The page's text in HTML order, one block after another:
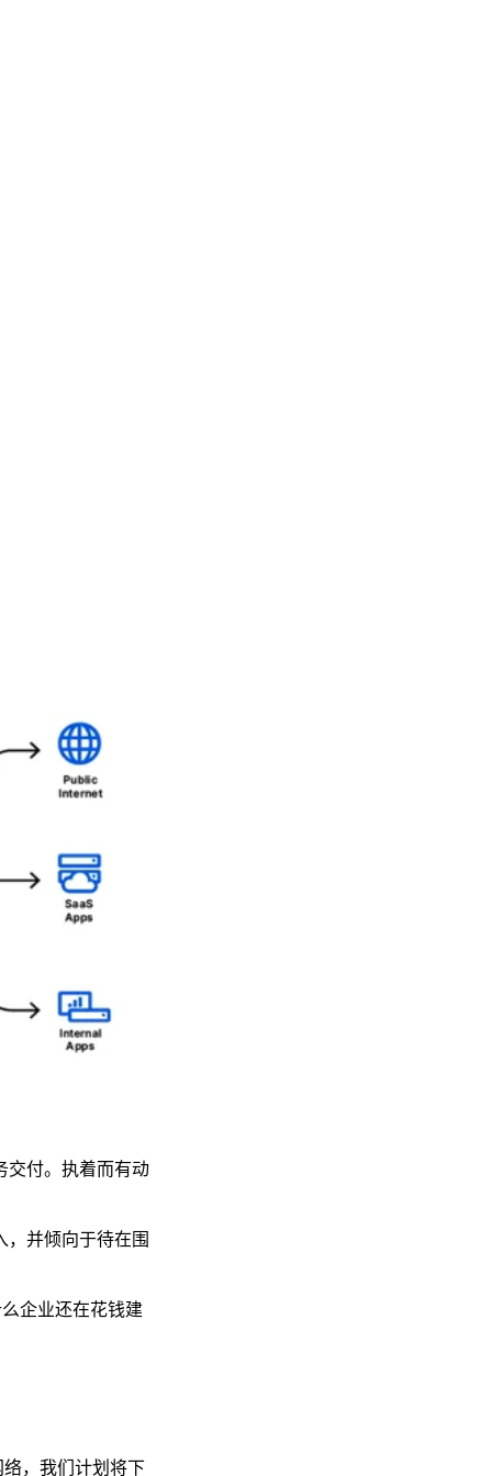
交付。执着而有动
并倾向于待在围
企业还在花钱建
络，我们计划将下